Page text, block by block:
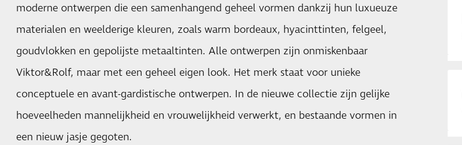
moderne ontwerpen die een samenhangend geheel vormen dankzij hun luxueuze
materialen en weelderige kleuren, zoals warm bordeaux, hyacinttinten, felgeel,
goudvlokken en gepolijste metaaltinten. Alle ontwerpen zijn onmiskenbaar
Viktor&Rolf, maar met een geheel eigen look. Het merk staat voor unieke
conceptuele en avant-gardistische ontwerpen. In de nieuwe collectie zijn gelijke
hoeveelheden mannelijkheid en vrouwelijkheid verwerkt, en bestaande vormen in
een nieuw jasje gegoten.